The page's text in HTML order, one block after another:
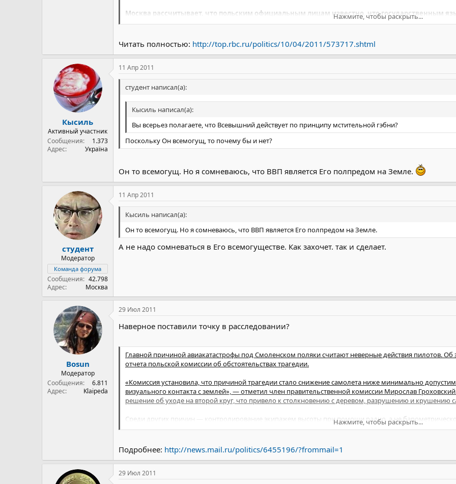
Москва рассчитывает, что польским официальным лицам известно, что государственным
является русский.
Также в МИД Польши были направлены предложения по тексту новой надписи. "Реакции польской
заявлении российского внешнеполитического ведомства.
Ранее сегодня сообщалось, что власти Смоленска заменили памятную табличку на мемориальном
надпись гласит: "Памяти 96 поляков во главе с президентом Республики Польша Лехом Качиньским,
После трагедии, произошедшей 10 апреля 2010 года, руководством России и Польши было принято
мемориала в честь погибших. При этом на месте крушения самолета был временно установлен
российских представителей, на камне была закреплена табличка на польском языке. Сразу же
представление по дипломатическим каналам и предложено определиться с тем, как польская
это обращение не последовало.
Напомним, 10 апреля 2010г. при заходе на посадку в аэропорт Северный разбился самолет Ту-154
находились 96 человек. Все пассажиры самолета погибли, в том числе Л.Качиньский с супругой.
сих пор.
двух государств заявлено участие в траурных мероприятиях, посвященных годовщине апрельской
Нажмите, чтобы раскрыть...
Читать полностью: http://top.rbc.ru/politics/10/04/2011/573717.shtml
Кысиль
Активный участник
Сообщения
1.373
Адрес
Україна
11 Апр 2011
студент написал(а):
Кысиль написал(а):
Вы всерьез полагаете, что Всевышний действует по принципу мстительной гэбни?
Поскольку Он всемогущ, то почему бы и нет?
Он то всемогущ. Но я сомневаюсь, что ВВП является Его полпредом на Земле.
студент
Модератор
Команда форума
Сообщения
42.798
Адрес
Москва
11 Апр 2011
Кысиль написал(а):
Он то всемогущ. Но я сомневаюсь, что ВВП является Его полпредом на Земле.
А не надо сомневаться в Его всемогуществе. Как захочет. так и сделает.
Bosun
Модератор
Сообщения
6.811
Адрес
Klaipeda
29 Июл 2011
Наверное поставили точку в расследовании?
Главной причиной авиакатастрофы под Смоленском поляки считают неверные действия пилотов.
отчета польской комиссии об обстоятельствах трагедии.
«Комиссия установила, что причиной трагедии стало снижение самолета ниже минимально
визуального контакта с землей», — отметил член правительственной комиссии Мирослав
решение об уходе на второй круг, что привело к столкновению с деревом, разрушению и крушению
Среди других причин — контролирование экипажем высоты при помощи радио, а не
Кроме того, как передает ИТАР-ТАСС, Гроховский отметил неправильную подготовку пилотов 36-го
задания и отсутствие практической подготовки диспетчеров аэродрома.
На основе этих выводов подготовлены рекомендации для различных ведомств и органов
Нажмите, чтобы раскрыть...
Подробнее: http://news.mail.ru/politics/6455196/?frommail=1
29 Июл 2011